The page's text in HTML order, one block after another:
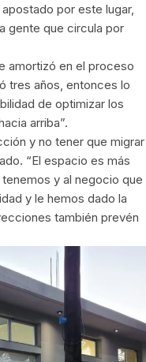
por este lugar,
gente que circula por
amortizó en el proceso
tres años, entonces lo
de optimizar los
arriba”.
y no tener que migrar
“El espacio es más
y al negocio que
y le hemos dado la
también prevén